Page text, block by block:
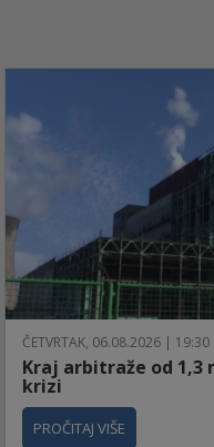
ČETVRTAK, 06.08.2026 | 19:30
Kraj arbitraže od 1,3
krizi
PROČITAJ VIŠE